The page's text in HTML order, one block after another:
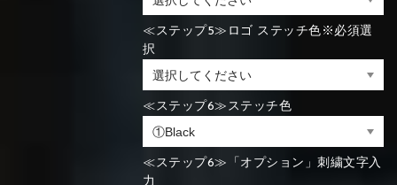
≪ステップ5≫ロゴ ステッチ色※必須選
択
≪ステップ6≫ステッチ色
≪ステップ6≫「オプション」刺繍文字入
力